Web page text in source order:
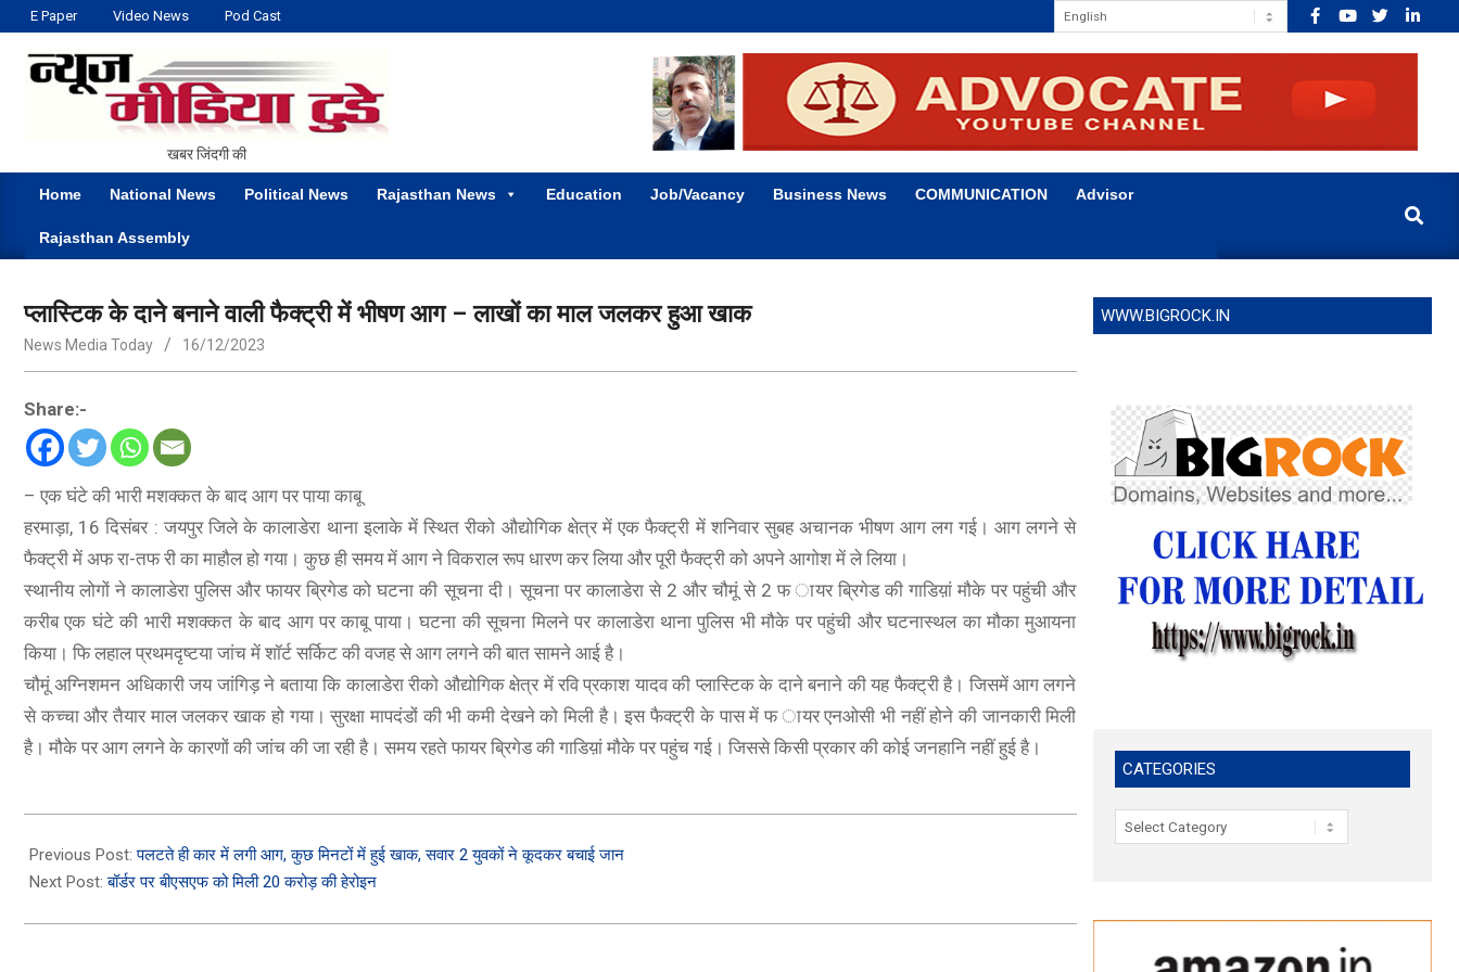
to
content
E Paper Video News Pod Cast
NEWS
MEDIA
TODAY
खबर जिंदगी की
Home National News Political News Rajasthan News Education Job/Vacancy Business News COMMUNICATION Advisor
Rajasthan Assembly
Search
प्लास्टिक के दाने बनाने वाली फैक्ट्री में भीषण आग – लाखों का माल जलकर हुआ खाक
News Media Today 16/12/2023
Share:-
– एक घंटे की भारी मशक्कत के बाद आग पर पाया काबू
हरमाड़ा, 16 दिसंबर : जयपुर जिले के कालाडेरा थाना इलाके में स्थित रीको औद्योगिक क्षेत्र में एक फैक्ट्री में शनिवार सुबह अचानक भीषण आग लग गई। आग लगने से
फैक्ट्री में अफ रा-तफ री का माहौल हो गया। कुछ ही समय में आग ने विकराल रूप धारण कर लिया और पूरी फैक्ट्री को अपने आगोश में ले लिया।
स्थानीय लोगों ने कालाडेरा पुलिस और फायर ब्रिगेड को घटना की सूचना दी। सूचना पर कालाडेरा से 2 और चौमूं से 2 फ ायर ब्रिगेड की गाडिय़ां मौके पर पहुंची और
करीब एक घंटे की भारी मशक्कत के बाद आग पर काबू पाया। घटना की सूचना मिलने पर कालाडेरा थाना पुलिस भी मौके पर पहुंची और घटनास्थल का मौका मुआयना
किया। फि लहाल प्रथमदृष्टया जांच में शॉर्ट सर्किट की वजह से आग लगने की बात सामने आई है।
चौमूं अग्निशमन अधिकारी जय जांगिड़ ने बताया कि कालाडेरा रीको औद्योगिक क्षेत्र में रवि प्रकाश यादव की प्लास्टिक के दाने बनाने की यह फैक्ट्री है। जिसमें आग लगने
से कच्चा और तैयार माल जलकर खाक हो गया। सुरक्षा मापदंडों की भी कमी देखने को मिली है। इस फैक्ट्री के पास में फ ायर एनओसी भी नहीं होने की जानकारी मिली
है। मौके पर आग लगने के कारणों की जांच की जा रही है। समय रहते फायर ब्रिगेड की गाडिय़ां मौके पर पहुंच गई। जिससे किसी प्रकार की कोई जनहानि नहीं हुई है।
12-
16
Previous Post:पलटते ही कार में लगी आग, कुछ मिनटों में हुई खाक, सवार 2 युवकों ने कूदकर बचाई जान
Next Post:बॉर्डर पर बीएसएफ को मिली 20 करोड़ की हेरोइन
WWW.BIGROCK.IN
CATEGORIES
Categories